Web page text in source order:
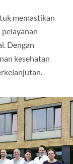
memastikan
Dengan
kesehatan